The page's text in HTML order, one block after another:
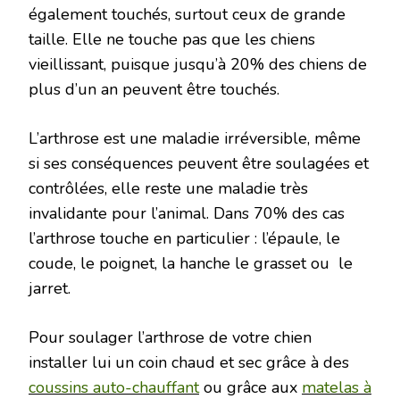
également touchés, surtout ceux de grande
taille. Elle ne touche pas que les chiens
vieillissant, puisque jusqu’à 20% des chiens de
plus d’un an peuvent être touchés.
L’arthrose est une maladie irréversible, même
si ses conséquences peuvent être soulagées et
contrôlées, elle reste une maladie très
invalidante pour l’animal. Dans 70% des cas
l’arthrose touche en particulier : l’épaule, le
coude, le poignet, la hanche le grasset ou le
jarret.
Pour soulager l’arthrose de votre chien
installer lui un coin chaud et sec grâce à des
coussins auto-chauffant ou grâce aux matelas à